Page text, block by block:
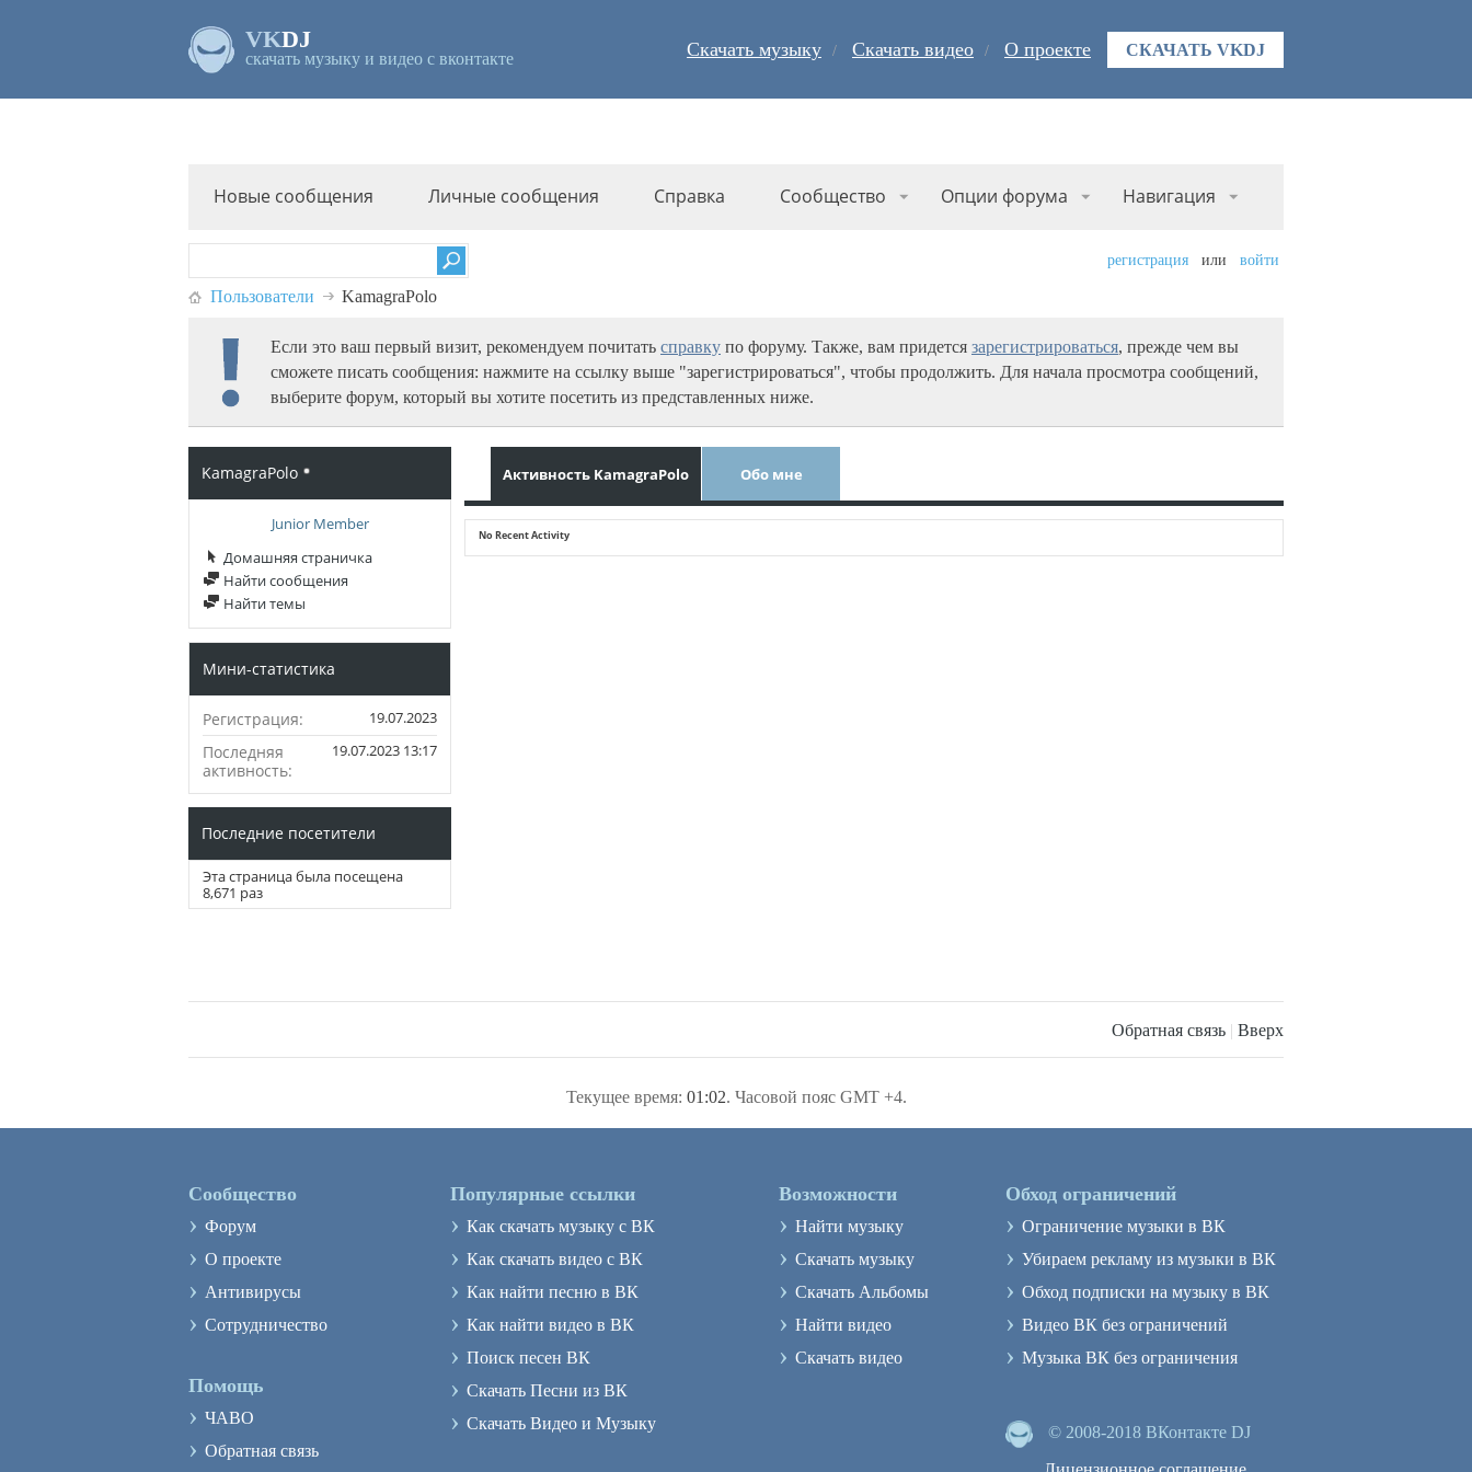
VKDJ
скачать музыку и видео с вконтакте Скачать музыку Скачать видео О проекте СКАЧАТЬ VKDJ
Новые сообщения Личные сообщения Справка Сообщество Опции форума Навигация
регистрация или войти
Пользователи KamagraPolo
Если это ваш первый визит, рекомендуем почитать справку по форуму. Также, вам придется зарегистрироваться, прежде чем вы
сможете писать сообщения: нажмите на ссылку выше "зарегистрироваться", чтобы продолжить. Для начала просмотра сообщений,
выберите форум, который вы хотите посетить из представленных ниже.
KamagraPolo
Junior Member
Домашняя страничка
Найти сообщения
Найти темы
Мини-статистика
Регистрация 19.07.2023
Последняя
активность
19.07.2023 13:17
Последние посетители
Эта страница была посещена
8,671 раз
Активность KamagraPolo Обо мне
No Recent Activity
Обратная связь | Вверх
Текущее время: 01:02. Часовой пояс GMT +4.
Сообщество
› Форум
› О проекте
› Антивирусы
› Сотрудничество
Помощь
› ЧАВО
› Обратная связь
Популярные ссылки
› Как скачать музыку с ВК
› Как скачать видео с ВК
› Как найти песню в ВК
› Как найти видео в ВК
› Поиск песен ВК
› Скачать Песни из ВК
› Скачать Видео и Музыку
Возможности
› Найти музыку
› Скачать музыку
› Скачать Альбомы
› Найти видео
› Скачать видео
Обход ограничений
› Ограничение музыки в ВК
› Убираем рекламу из музыки в ВК
› Обход подписки на музыку в ВК
› Видео ВК без ограничений
› Музыка ВК без ограничения
© 2008-2018 ВКонтакте DJ